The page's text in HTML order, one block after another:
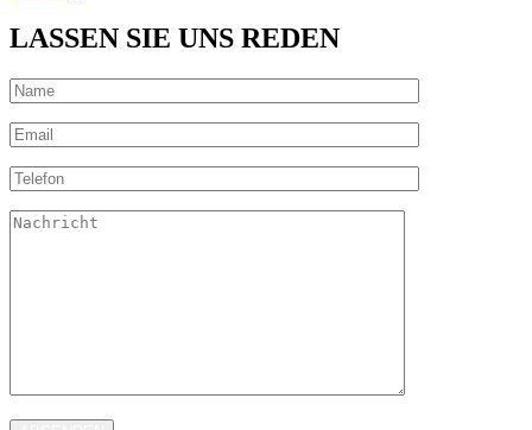
LASSEN SIE UNS REDEN